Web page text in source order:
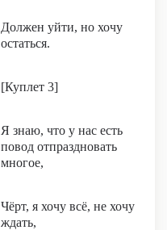
Должен уйти, но хочу
остаться.
[Куплет 3]
Я знаю, что у нас есть
повод отпраздновать
многое,
Чёрт, я хочу всё, не хочу
ждать,